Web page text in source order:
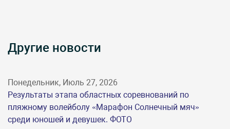
Другие новости
Понедельник, Июль 27, 2026
Результаты этапа областных соревнований по
пляжному волейболу «Марафон Солнечный мяч»
среди юношей и девушек. ФОТО